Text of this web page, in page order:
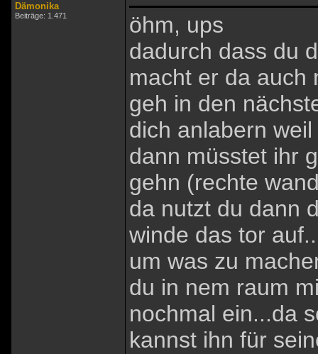
Dämonika
Beiträge: 1.471
öhm, ups
dadurch dass du
macht er da auch
geh in den
dich anlabern
dann müsstet ihr
gehn (rechte
da nutzt du dann
winde das tor
um was zu
du in nem raum
nochmal ein...da
kannst ihn für